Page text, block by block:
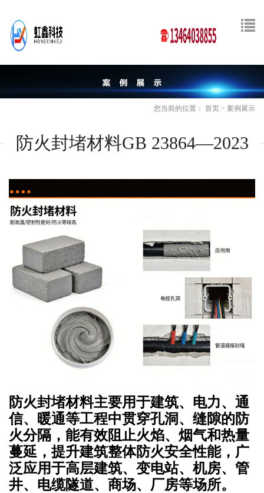
您当前的位置： 首页 > 案例展示
防火封堵材料GB 23864—2023
防火封堵材料主要用于建筑、电力、通
信、暖通等工程中贯穿孔洞、缝隙的防
火分隔，能有效阻止火焰、烟气和热量
蔓延，提升建筑整体防火安全性能，广
泛应用于高层建筑、变电站、机房、管
井、电缆隧道、商场、厂房等场所。